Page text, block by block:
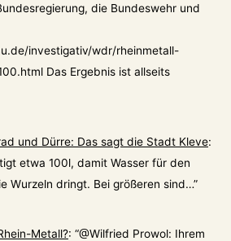
die Bundeswehr und
investigativ/wdr/rheinmetall-
Das Ergebnis ist allseits
und Dürre: Das sagt die Stadt Kleve:
etwa 100l, damit Wasser für den
Wurzeln dringt. Bei größeren sind…”
Metall?: “@Wilfried Prowol: Ihrem